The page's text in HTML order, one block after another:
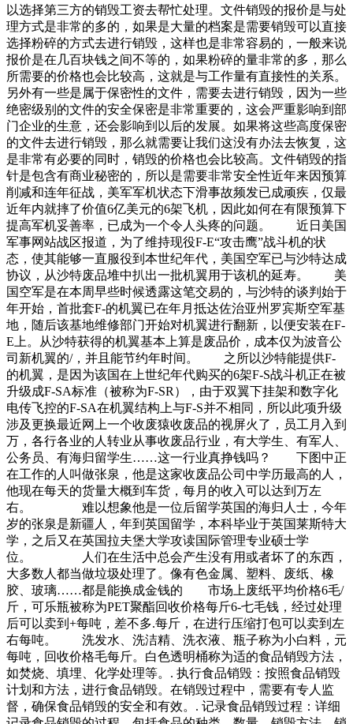
以选择第三方的销毁工资去帮忙处理。文件销毁的报价是与处
理方式是非常的多的，如果是大量的档案是需要销毁可以直接
选择粉碎的方式去进行销毁，这样也是非常容易的，一般来说
报价是在几百块钱之间不等的，如果粉碎的量非常的多，那么
所需要的价格也会比较高，这就是与工作量有直接性的关系。
另外有一些是属于保密性的文件，需要去进行销毁，因为一些
绝密级别的文件的安全保密是非常重要的，这会严重影响到部
门企业的生意，还会影响到以后的发展。如果将这些高度保密
的文件去进行销毁，那么就需要让我们这没有办法去恢复，这
是非常有必要的同时，销毁的价格也会比较高。文件销毁的指
针是包含有商业秘密的，所以是需要非常安全性近年来因预算
削减和连年征战，美军军机状态下滑事故频发已成顽疾，仅最
近年内就摔了价值6亿美元的6架飞机，因此如何在有限预算下
提高军机妥善率，已成为一个令人头疼的问题。 近日美国
军事网站战区报道，为了维持现役F-E“攻击鹰”战斗机的状
态，使其能够一直服役到本世纪年代，美国空军已与沙特达成
协议，从沙特废品堆中扒出一批机翼用于该机的延寿。 美
国空军是在本周早些时候透露这笔交易的，与沙特的谈判始于
年开始，首批套F-的机翼已在年月抵达佐治亚州罗宾斯空军基
地，随后该基地维修部门开始对机翼进行翻新，以便安装在F-
E上。从沙特获得的机翼基本上算是废品价，成本仅为波音公
司新机翼的/，并且能节约年时间。 之所以沙特能提供F-
的机翼，是因为该国在上世纪年代购买的6架F-S战斗机正在被
升级成F-SA标准（被称为F-SR），由于双翼下挂架和数字化
电传飞控的F-SA在机翼结构上与F-S并不相同，所以此项升级
涉及更换最近网上一个收废猿收废品的视屏火了，员工月入到
万，各行各业的人转业从事收废品行业，有大学生、有军人、
公务员、有海归留学生……这一行业真挣钱吗？ 下图中正
在工作的人叫做张泉，他是这家收废品公司中学历最高的人，
他现在每天的货量大概到车货，每月的收入可以达到万左
右。 难以想象他是一位后留学英国的海归人士，今年
岁的张泉是新疆人，年到英国留学，本科毕业于英国莱斯特大
学，之后又在英国拉夫堡大学攻读国际管理专业硕士学
位。 人们在生活中总会产生没有用或者坏了的东西，
大多数人都当做垃圾处理了。像有色金属、塑料、废纸、橡
胶、玻璃……都是能换成金钱的 市场上废纸平均价格6毛/
斤，可乐瓶被称为PET聚酯回收价格每斤6-七毛钱，经过处理
后可以卖到+每吨，差不多.每斤，在进行压缩打包可以卖到左
右每吨。 洗发水、洗洁精、洗衣液、瓶子称为小白料，元
每吨，回收价格毛每斤。白色透明桶称为适的食品销毁方法，
如焚烧、填埋、化学处理等。. 执行食品销毁：按照食品销毁
计划和方法，进行食品销毁。在销毁过程中，需要有专人监
督，确保食品销毁的安全和有效。. 记录食品销毁过程：详细